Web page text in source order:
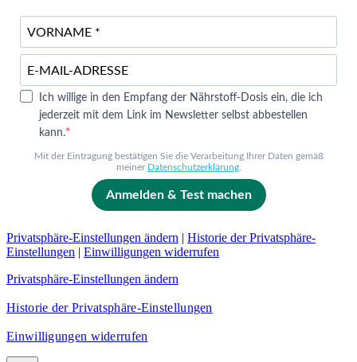
Ich willige in den Empfang der Nährstoff-Dosis ein, die ich
jederzeit mit dem Link im Newsletter selbst abbestellen
kann.
Mit der Eintragung bestätigen Sie die Verarbeitung Ihrer Daten gemäß
meiner Datenschutzerklärung.
Anmelden & Test machen
Privatsphäre-Einstellungen ändern | Historie der Privatsphäre-
Einstellungen | Einwilligungen widerrufen
Privatsphäre-Einstellungen ändern
Historie der Privatsphäre-Einstellungen
Einwilligungen widerrufen